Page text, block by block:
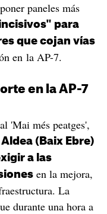
paneles más
para
que cojan vías
en la AP-7.
en la AP-7
'Mai més peatges',
(Baix Ebre)
a las
en la mejora,
La
durante una hora a